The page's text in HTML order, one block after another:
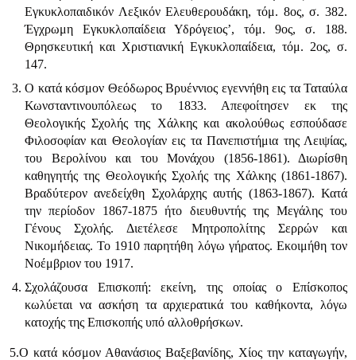
Εγκυκλοπαιδικόν Λεξικόν Ελευθερουδάκη, τόμ. 8ος, σ. 382.
Έγχρωμη Εγκυκλοπαίδεια Υδρόγειος’, τόμ. 9ος, σ. 188.
Θρησκευτική και Χριστιανική Εγκυκλοπαίδεια, τόμ. 2ος, σ.
147.
Ο κατά κόσμον Θεόδωρος Βρυέννιος εγεννήθη εις τα Ταταύλα
Κωνσταντινουπόλεως το 1833. Απεφοίτησεν εκ της
Θεολογικής Σχολής της Χάλκης και ακολούθως εσπούδασε
Φιλοσοφίαν και Θεο­λογίαν εις τα Πανεπιστήμια της Λειψίας,
του Βερολίνου και του Μονάχου (1856-1861). Διωρίσθη
καθηγητής της Θεολογικής Σχολής της Χάλκης (1861-1867).
Βραδύτερον ανεδείχθη Σχολάρχης αυτής (1863-1867). Κατά
την περίοδον 1867-1875 ήτο διευθυντής της Μεγάλης του
Γένους Σχολής. Διετέλεσε Μητροπολίτης Σερρών και
Νικομήδειας. Το 1910 παρητήθη λόγω γήρατος. Εκοιμήθη τον
Νοέμβριον του 1917.
Σχολάζουσα Επισκο­πή: εκείνη, της οποίας ο Επίσκοπος
κωλύεται να ασκήση τα αρχιερατικά του καθήκοντα, λόγω
κατοχής της Επισκοπής υπό αλλοθρήσκων.
5.Ο κατά κόσμον Αθανάσιος Βαξεβανίδης, Χίος την καταγωγήν,